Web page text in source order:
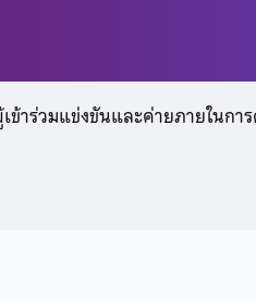
ข้าร่วมแข่งขันและค่ายภายในก